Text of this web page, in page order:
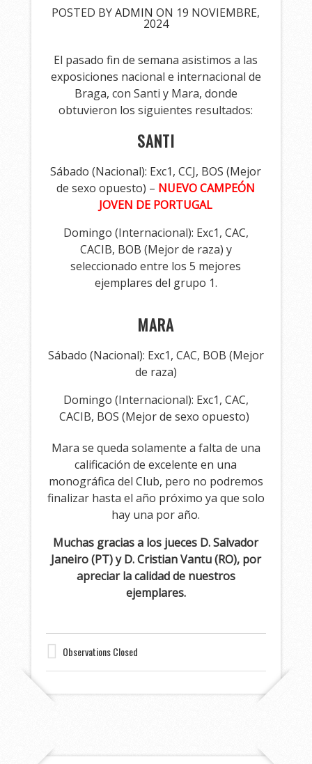
POSTED BYADMIN ON 19 NOVIEMBRE,
2024
El pasado fin de semana asistimos a las
exposiciones nacional e internacional de
Braga, con Santi y Mara, donde
obtuvieron los siguientes resultados:
SANTI
Sábado (Nacional): Exc1, CCJ, BOS (Mejor
de sexo opuesto) – NUEVO CAMPEÓN
JOVEN DE PORTUGAL
Domingo (Internacional): Exc1, CAC,
CACIB, BOB (Mejor de raza) y
seleccionado entre los 5 mejores
ejemplares del grupo 1.
MARA
Sábado (Nacional): Exc1, CAC, BOB (Mejor
de raza)
Domingo (Internacional): Exc1, CAC,
CACIB, BOS (Mejor de sexo opuesto)
Mara se queda solamente a falta de una
calificación de excelente en una
monográfica del Club, pero no podremos
finalizar hasta el año próximo ya que solo
hay una por año.
Muchas gracias a los jueces D. Salvador
Janeiro (PT) y D. Cristian Vantu (RO), por
apreciar la calidad de nuestros
ejemplares.
Observations Closed